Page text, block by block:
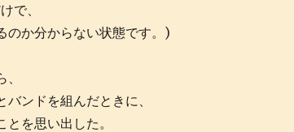
で、
のか分からない状態です。)
ンドを組んだときに、
を思い出した。